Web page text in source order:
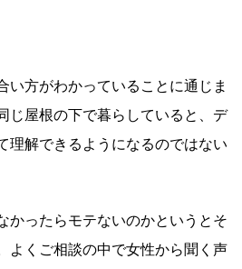
い方がわかっていることに通じま
じ屋根の下で暮らしていると、デ
理解できるようになるのではない
かったらモテないのかというとそ
よくご相談の中で女性から聞く声